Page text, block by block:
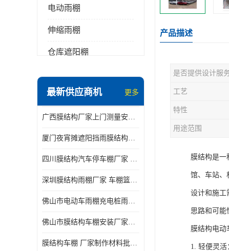
电动雨棚
伸缩雨棚
仓库遮阳棚
电动推拉雨棚
膜结构停景观棚
最新供应商机 更多
广西膜结构厂家上门测量安装发货，厂家发货没有差价
厦门夜宵摊遮阳挡雨膜结构雨棚设计 上门测量 款式多
四川膜结构汽车停车棚厂家 款式多 提供报价
深圳膜结构雨棚厂家 车棚篮球场体育看台 规格多样
佛山市电动车雨棚充电桩雨棚小区电动车棚
佛山市膜结构车棚安装厂家发货安装
膜结构车棚 厂家制作材料批发安装一体式工厂
产品描述
是否提供设计服
工艺
特性
用途范围
膜结构是一
馆、车站、
设计和施工
思路和可能
膜结构电动
1. 轻便灵